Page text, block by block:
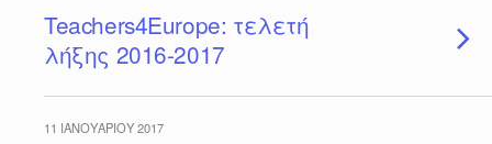
Teachers4Europe: τελετή
λήξης 2016-2017
11 ΙΑΝΟΥΑΡΊΟΥ 2017